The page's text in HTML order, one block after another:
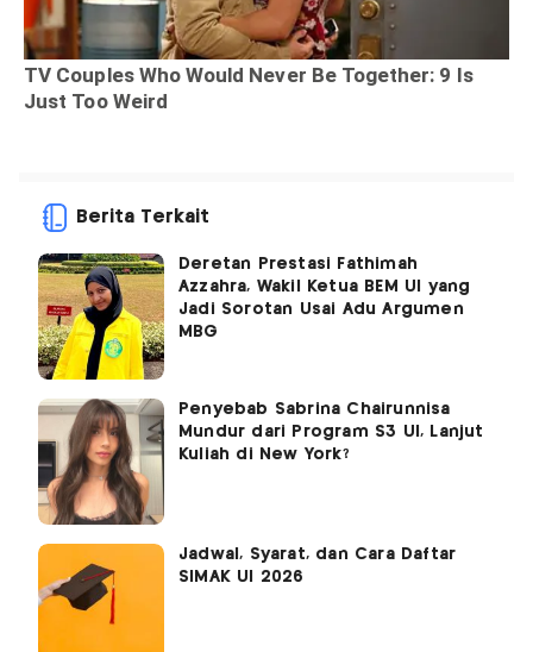
Berita Terkait
Deretan Prestasi Fathimah
Azzahra, Wakil Ketua BEM UI yang
Jadi Sorotan Usai Adu Argumen
MBG
Penyebab Sabrina Chairunnisa
Mundur dari Program S3 UI, Lanjut
Kuliah di New York?
Jadwal, Syarat, dan Cara Daftar
SIMAK UI 2026